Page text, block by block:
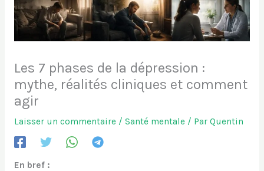
Les 7 phases de la dépression :
mythe, réalités cliniques et comment
agir
Laisser un commentaire / Santé mentale/ Par Quentin
En bref :